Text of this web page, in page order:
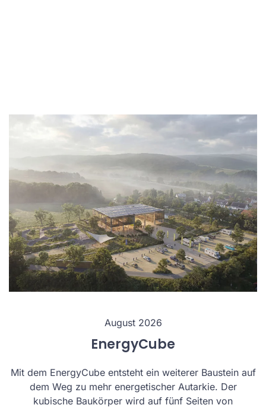
August 2026
EnergyCube
Mit dem EnergyCube entsteht ein weiterer Baustein auf
dem Weg zu mehr energetischer Autarkie. Der
kubische Baukörper wird auf fünf Seiten von